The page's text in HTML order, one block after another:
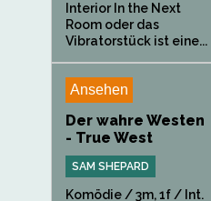
Interior In the Next
Room oder das
Vibratorstück ist eine...
Ansehen
Der wahre Westen
- True West
SAM SHEPARD
Komödie / 3m, 1f / Int.